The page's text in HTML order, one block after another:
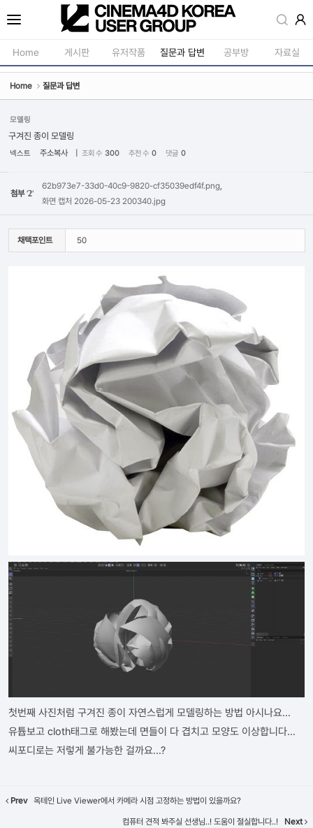
Home 게시판
공지사항
강의소식
사진첩
구인 / 홍보 / 프로젝트 의뢰
유저그룹방송
유저작품 질문과 답변 공부방 자료실
스크립트 / 플러그인 /
Home 질문과 답변
모델링
구겨진 종이 모델링
넥스트 주소복사 조회 수 300 추천 수 0 댓글 0
첨부 '2'
62b973e7-33d0-40c9-9820-cf35039edf4f.png,
화면 캡처 2026-05-23 200340.jpg
채택포인트 50
첫번째 사진처럼 구겨진 종이 자연스럽게 모델링하는 방법 아시나요...
유튭보고 cloth태그로 해봤는데 면들이 다 겹치고 모양도 이상합니다...
씨포디로는 저렇게 불가능한 걸까요...?
Prev 옥테인 Live Viewer에서 카메라 시점 고정하는 방법이 있을까요?
컴퓨터 견적 봐주실 선생님..! 도움이 절실합니다..! Next
Sketchbook5, 스케치북5
Sketchbook5, 스케치북5